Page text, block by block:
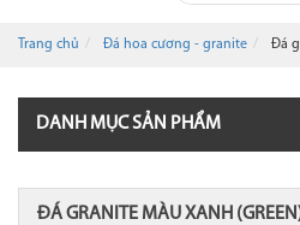
Trang chủ Đá hoa cương - granite Đá
DANH MỤC SẢN PHẨM
ĐÁ GRANITE MÀU XANH